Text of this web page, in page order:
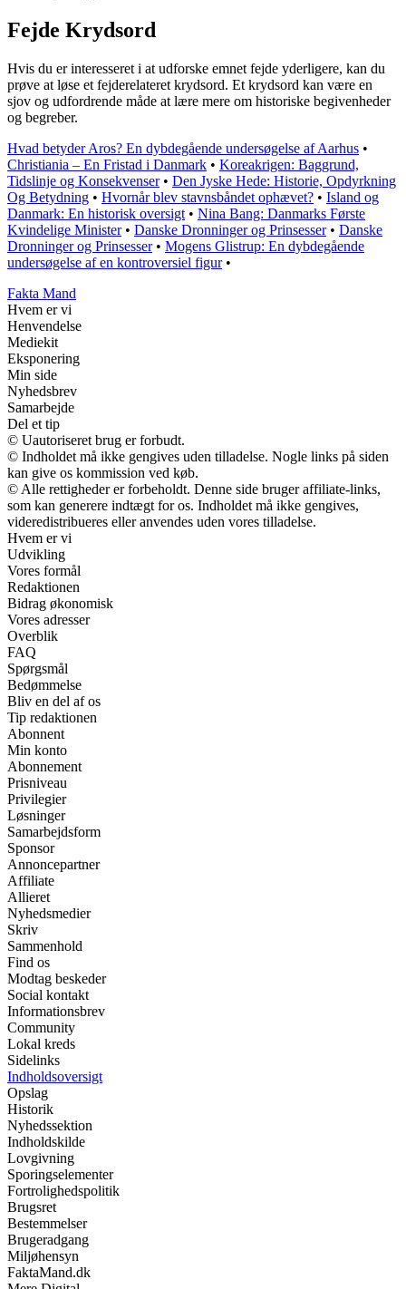
Fejde Krydsord
Hvis du er interesseret i at udforske emnet fejde yderligere, kan du
prøve at løse et fejderelateret krydsord. Et krydsord kan være en
sjov og udfordrende måde at lære mere om historiske begivenheder
og begreber.
Hvad betyder Aros? En dybdegående undersøgelse af Aarhus •
Christiania – En Fristad i Danmark • Koreakrigen: Baggrund,
Tidslinje og Konsekvenser• Den Jyske Hede: Historie, Opdyrkning
Og Betydning • Hvornår blev stavnsbåndet ophævet? • Island og
Danmark: En historisk oversigt • Nina Bang: Danmarks Første
Kvindelige Minister• Danske Dronninger og Prinsesser• Danske
Dronninger og Prinsesser• Mogens Glistrup: En dybdegående
undersøgelse af en kontroversiel figur•
Fakta Mand
Hvem er vi
Henvendelse
Mediekit
Eksponering
Min side
Nyhedsbrev
Samarbejde
Del et tip
© Uautoriseret brug er forbudt.
© Indholdet må ikke gengives uden tilladelse. Nogle links på siden
kan give os kommission ved køb.
© Alle rettigheder er forbeholdt. Denne side bruger affiliate-links,
som kan generere indtægt for os. Indholdet må ikke gengives,
videredistribueres eller anvendes uden vores tilladelse.
Hvem er vi
Udvikling
Vores formål
Redaktionen
Bidrag økonomisk
Vores adresser
Overblik
FAQ
Spørgsmål
Bedømmelse
Bliv en del af os
Tip redaktionen
Abonnent
Min konto
Abonnement
Prisniveau
Privilegier
Løsninger
Samarbejdsform
Sponsor
Annoncepartner
Affiliate
Allieret
Nyhedsmedier
Skriv
Sammenhold
Find os
Modtag beskeder
Social kontakt
Informationsbrev
Community
Lokal kreds
Sidelinks
Indholdsoversigt
Opslag
Historik
Nyhedssektion
Indholdskilde
Lovgivning
Sporingselementer
Fortrolighedspolitik
Brugsret
Bestemmelser
Brugeradgang
Miljøhensyn
FaktaMand.dk